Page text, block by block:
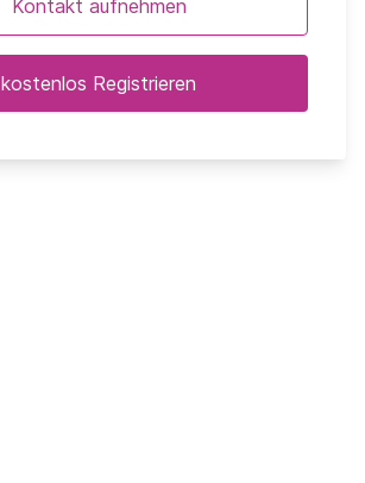
Kontakt aufnehmen
kostenlos Registrieren